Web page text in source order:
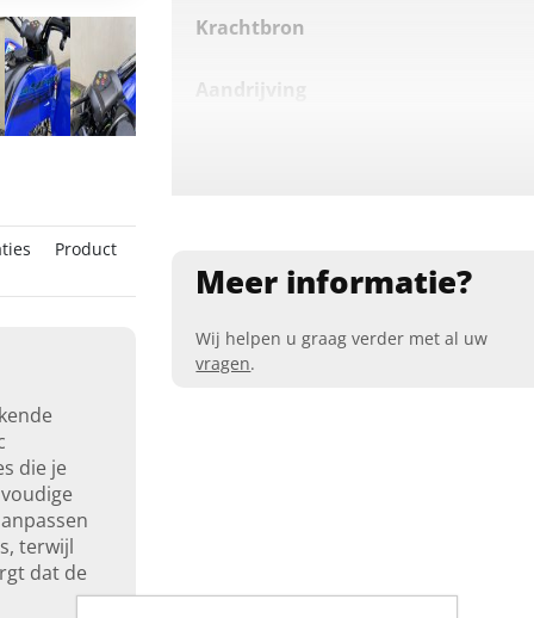
die je
terwijl
dat de
Product
Krachtbron
Aandrijving
Zitplaatsen
Meer informatie?
Wij helpen u graag verder met al uw
vragen.